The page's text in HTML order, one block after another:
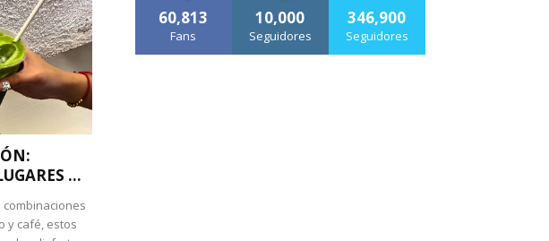
...
y café, estos
60,813
Fans
10,000
Seguidores
346,900
Seguidores